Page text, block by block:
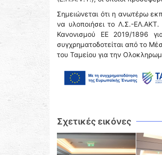
Σημειώνεται ότι η ανωτέρω
να υλοποιήσει το Λ.Σ.-
Κανονισμού ΕΕ 2019/1896
συγχρηματοδοτείται από το
του Ταμείου για την
Σχετικές εικόνες